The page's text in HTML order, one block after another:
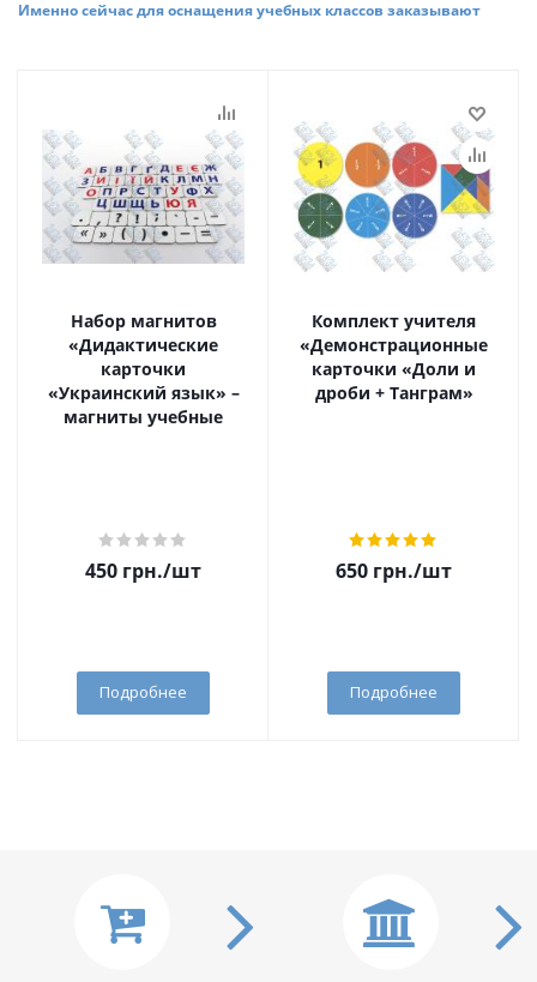
Именно сейчас для оснащения учебных классов заказывают
Набор магнитов
«Дидактические
карточки
«Украинский язык» –
магниты учебные
450 грн./шт
Подробнее
Комплект учителя
«Демонстрационные
карточки «Доли и
дроби + Танграм»
650 грн./шт
Подробнее